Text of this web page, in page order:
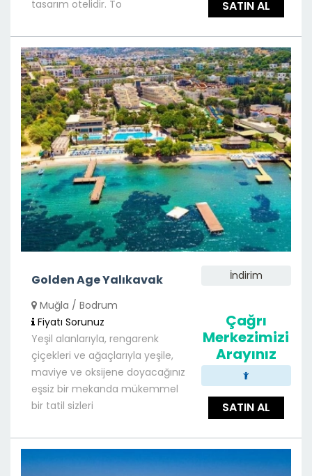
tasarım otelidir. To SATIN AL
Golden Age Yalıkavak
Muğla / Bodrum
Fiyatı Sorunuz
Yeşil alanlarıyla, rengarenk
çiçekleri ve ağaçlarıyla yeşile,
maviye ve oksijene doyacağınız
eşsiz bir mekanda mükemmel
bir tatil sizleri
İndirim
Çağrı
Merkezimizi
Arayınız
SATIN AL